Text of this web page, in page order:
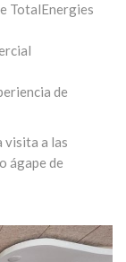
TotalEnergies
de
visita a las
ágape de